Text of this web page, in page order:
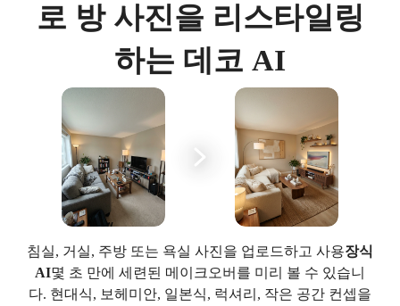
로 방 사진을 리스타일링
하는 데코 AI
침실, 거실, 주방 또는 욕실 사진을 업로드하고 사용장식
AI몇 초 만에 세련된 메이크오버를 미리 볼 수 있습니
다. 현대식, 보헤미안, 일본식, 럭셔리, 작은 공간 컨셉을